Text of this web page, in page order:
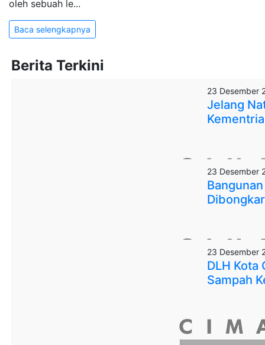
oleh sebuah le...
Baca selengkapnya
Berita Terkini
23 Desember
Jelang
23 Desember
23 Desember
DLH Kota
Sampah